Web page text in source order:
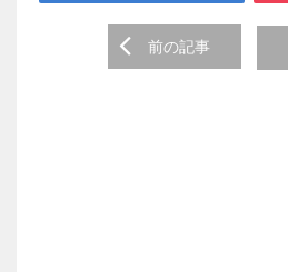
navigation
前の記事